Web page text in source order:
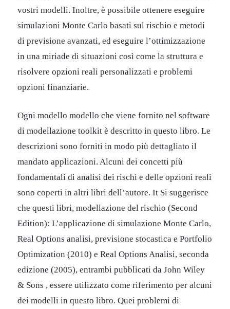
vostri modelli. Inoltre, è possibile ottenere eseguire
simulazioni Monte Carlo basati sul rischio e metodi
di previsione avanzati, ed eseguire l’ottimizzazione
in una miriade di situazioni così come la struttura e
risolvere opzioni reali personalizzati e problemi
opzioni finanziarie.
Ogni modello modello che viene fornito nel software
di modellazione toolkit è descritto in questo libro. Le
descrizioni sono forniti in modo più dettagliato il
mandato applicazioni. Alcuni dei concetti più
fondamentali di analisi dei rischi e delle opzioni reali
sono coperti in altri libri dell’autore. It Si suggerisce
che questi libri, modellazione del rischio (Second
Edition): L’applicazione di simulazione Monte Carlo,
Real Options analisi, previsione stocastica e Portfolio
Optimization (2010) e Real Options Analisi, seconda
edizione (2005), entrambi pubblicati da John Wiley
& Sons , essere utilizzato come riferimento per alcuni
dei modelli in questo libro. Quei problemi di